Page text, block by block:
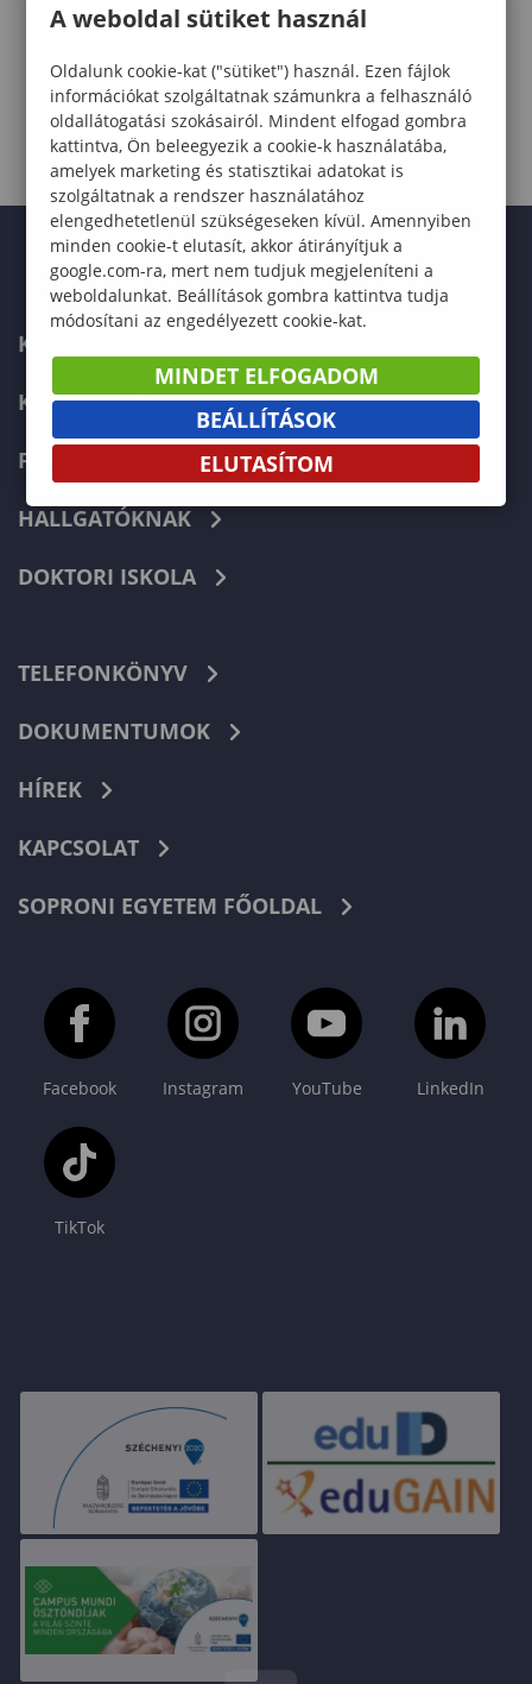
KARUNK
KÉPZÉSEK
FELVÉTELIZŐKNEK
HALLGATÓKNAK
DOKTORI ISKOLA
TELEFONKÖNYV
DOKUMENTUMOK
HÍREK
KAPCSOLAT
SOPRONI EGYETEM FŐOLDAL
Facebook Instagram YouTube LinkedIn
TikTok
A weboldal sütiket használ
Oldalunk cookie-kat ("sütiket") használ. Ezen fájlok
információkat szolgáltatnak számunkra a felhasználó
oldallátogatási szokásairól. Mindent elfogad gombra
kattintva, Ön beleegyezik a cookie-k használatába,
amelyek marketing és statisztikai adatokat is
szolgáltatnak a rendszer használatához
elengedhetetlenül szükségeseken kívül. Amennyiben
minden cookie-t elutasít, akkor átirányítjuk a
google.com-ra, mert nem tudjuk megjeleníteni a
weboldalunkat. Beállítások gombra kattintva tudja
módosítani az engedélyezett cookie-kat.
MINDET ELFOGADOM
BEÁLLÍTÁSOK
ELUTASÍTOM